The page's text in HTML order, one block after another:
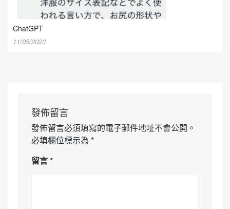
ChatGPT
11/05/2023
發佈留言
發佈留言必須填寫的電子郵件地址不會公開。
必填欄位標示為 *
留言*